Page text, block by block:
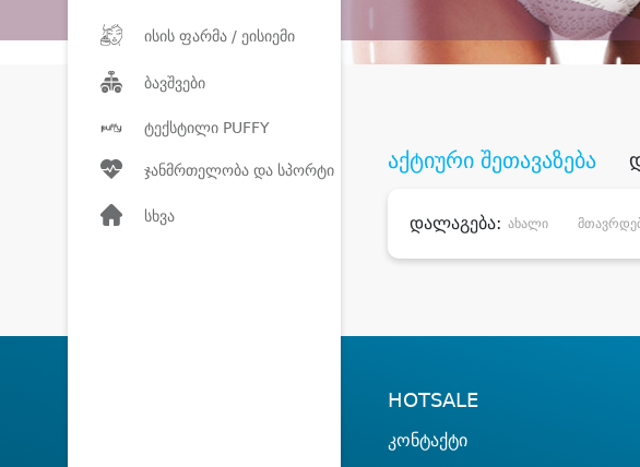
ისის ფარმა / ეისიემი
ბავშვები
ტექსტილი PUFFY
ჯანმრთელობა და სპორტი
სხვა
აქტიური შეთავაზება
დალაგება: ახალი
HOTSALE
კონტაქტი